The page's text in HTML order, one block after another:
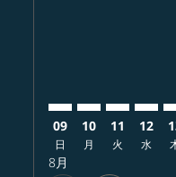
09
日
8月
10
月
11
火
12
水